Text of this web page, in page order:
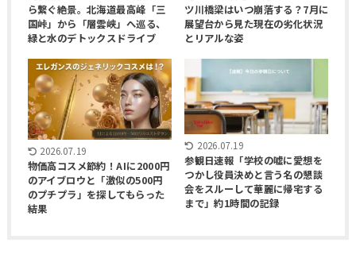
ら繋ぐ絶景。北海道最高峰「三
国峠」から「層雲峡」へ巡る、
緑と水のデトックスドライブ
ツ川橋梁はいつ崩落する？7月に
展望台から見た現在の劣化状況
とリアルな姿
2026.07.19
物価高コスメ節約！AIに2000円
のアイブロウと「激似の500円
のプチプラ」を探してもらった
結果
2026.07.19
参観日速報「学校の嘘に愛想を
つかし役員決めと言う名の懇談
会をスルーして華麗に帰宅する
まで」約1時間の記録